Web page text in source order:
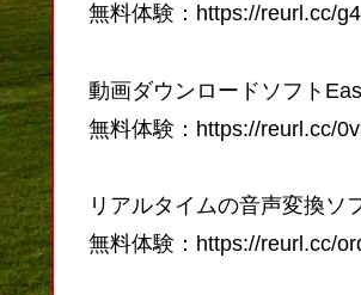
無料体験：https://reurl.cc/
動画ダウンロードソフト
無料体験：https://reurl.cc/
リアルタイムの音声変換ソ
無料体験：https://reurl.cc/